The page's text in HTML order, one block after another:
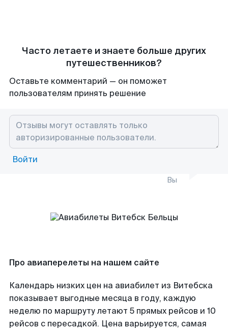
Часто летаете и знаете больше других
путешественников?
Оставьте комментарий — он поможет
пользователям принять решение
Войти
Вы
Про авиаперелеты на нашем сайте
Календарь низких цен на авиабилет из Витебска
показывает выгодные месяца в году, каждую
неделю по маршруту летают 5 прямых рейсов и 10
рейсов с пересадкой. Цена варьируется, самая